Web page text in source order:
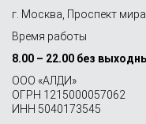
г. Москва, Проспект
Время работы
8.00 – 22.00 без
OOO «АЛДИ»
ОГРН 1215000057062
ИНН 5040173545